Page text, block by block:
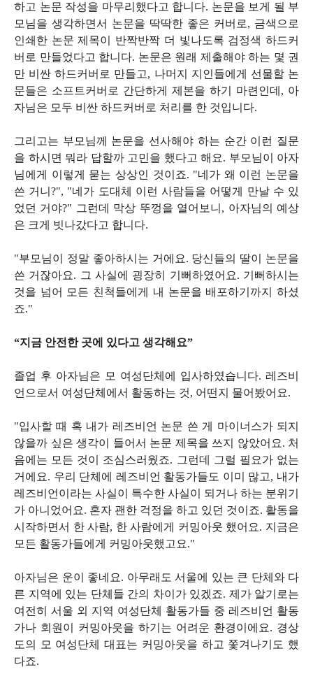
하고 논문 작성을 마무리했다고 합니다. 논문을 보게 될 부
모님을 생각하면서 논문을 딱딱한 좋은 커버로, 금색으로
인쇄한 논문 제목이 반짝반짝 더 빛나도록 검정색 하드커
버로 만들었다고 합니다. 논문은 원래 제출해야 하는 몇 권
만 비싼 하드커버로 만들고, 나머지 지인들에게 선물할 논
문들은 소프트커버로 간단하게 제본을 하기 마련인데, 아
자님은 모두 비싼 하드커버로 처리를 한 것입니다.
그리고는 부모님께 논문을 선사해야 하는 순간 이런 질문
을 하시면 뭐라 답할까 고민을 했다고 해요. 부모님이 아자
님에게 이렇게 묻는 상상인 것이죠. "네가 왜 이런 논문을
쓴 거니?", "네가 도대체 이런 사람들을 어떻게 만날 수 있
었던 거야?" 그런데 막상 뚜껑을 열어보니, 아자님의 예상
은 크게 빗나갔다고 합니다.
"부모님이 정말 좋아하시는 거에요. 당신들의 딸이 논문을
쓴 거잖아요. 그 사실에 굉장히 기뻐하였어요. 기뻐하시는
것을 넘어 모든 친척들에게 내 논문을 배포하기까지 하셨
죠."
“지금 안전한 곳에 있다고 생각해요”
졸업 후 아자님은 모 여성단체에 입사하였습니다. 레즈비
언으로서 여성단체에서 활동하는 것, 어떤지 물어봤어요.
"입사할 때 혹 내가 레즈비언 논문 쓴 게 마이너스가 되지
않을까 싶은 생각이 들어서 논문 제목을 쓰지 않았어요. 처
음에는 모든 것이 조심스러웠죠. 그런데 그럴 필요가 없는
거에요. 우리 단체에 레즈비언 활동가들도 이미 많고, 내가
레즈비언이라는 사실이 특수한 사실이 되거나 하는 분위기
가 아니었어요. 혼자 괜한 걱정을 하고 있던 것이죠. 활동을
시작하면서 한 사람, 한 사람에게 커밍아웃 했어요. 지금은
모든 활동가들에게 커밍아웃했고요."
아자님은 운이 좋네요. 아무래도 서울에 있는 큰 단체와 다
른 지역에 있는 단체들 간의 차이가 있겠죠. 제가 알기로는
여전히 서울 외 지역 여성단체 활동가들 중 레즈비언 활동
가나 회원이 커밍아웃을 하기는 어려운 환경이에요. 경상
도의 모 여성단체 대표는 커밍아웃을 하고 쫓겨나기도 했
다죠.